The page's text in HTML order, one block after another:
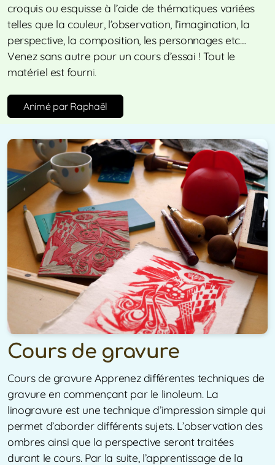
croquis ou esquisse à l’aide de thématiques variées
telles que la couleur, l’observation, l’imagination, la
perspective, la composition, les personnages etc…
Venez sans autre pour un cours d’essai ! Tout le
matériel est fourni.
Animé par Raphaël
Cours de gravure
Cours de gravure Apprenez différentes techniques de
gravure en commençant par le linoleum. La
linogravure est une technique d’impression simple qui
permet d’aborder différents sujets. L’observation des
ombres ainsi que la perspective seront traitées
durant le cours. Par la suite, l’apprentissage de la